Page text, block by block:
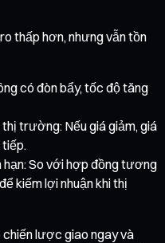
thấp hơn, nhưng vẫn tồn
có đòn bẩy, tốc độ tăng
trường: Nếu giá giảm, giá
So với hợp đồng tương
kiếm lợi nhuận khi thị
chiến lược giao ngay và